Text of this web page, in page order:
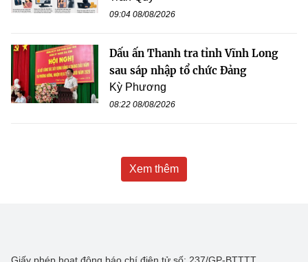
09:04 08/08/2026
Dấu ấn Thanh tra tỉnh Vĩnh Long
sau sáp nhập tổ chức Đảng
Kỳ Phương
08:22 08/08/2026
Xem thêm